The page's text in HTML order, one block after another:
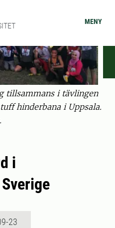
MENY
tillsammans i tävlingen
hinderbana i Uppsala.
i
23